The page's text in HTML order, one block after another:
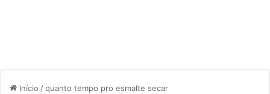
Início /quanto tempo pro esmalte secar